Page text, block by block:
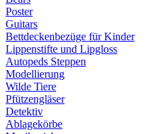
Poster
Guitars
Bettdeckenbezüge für Kinder
Lippenstifte und Lipgloss
Autopeds Steppen
Modellierung
Wilde Tiere
Pfützengläser
Detektiv
Ablagekörbe